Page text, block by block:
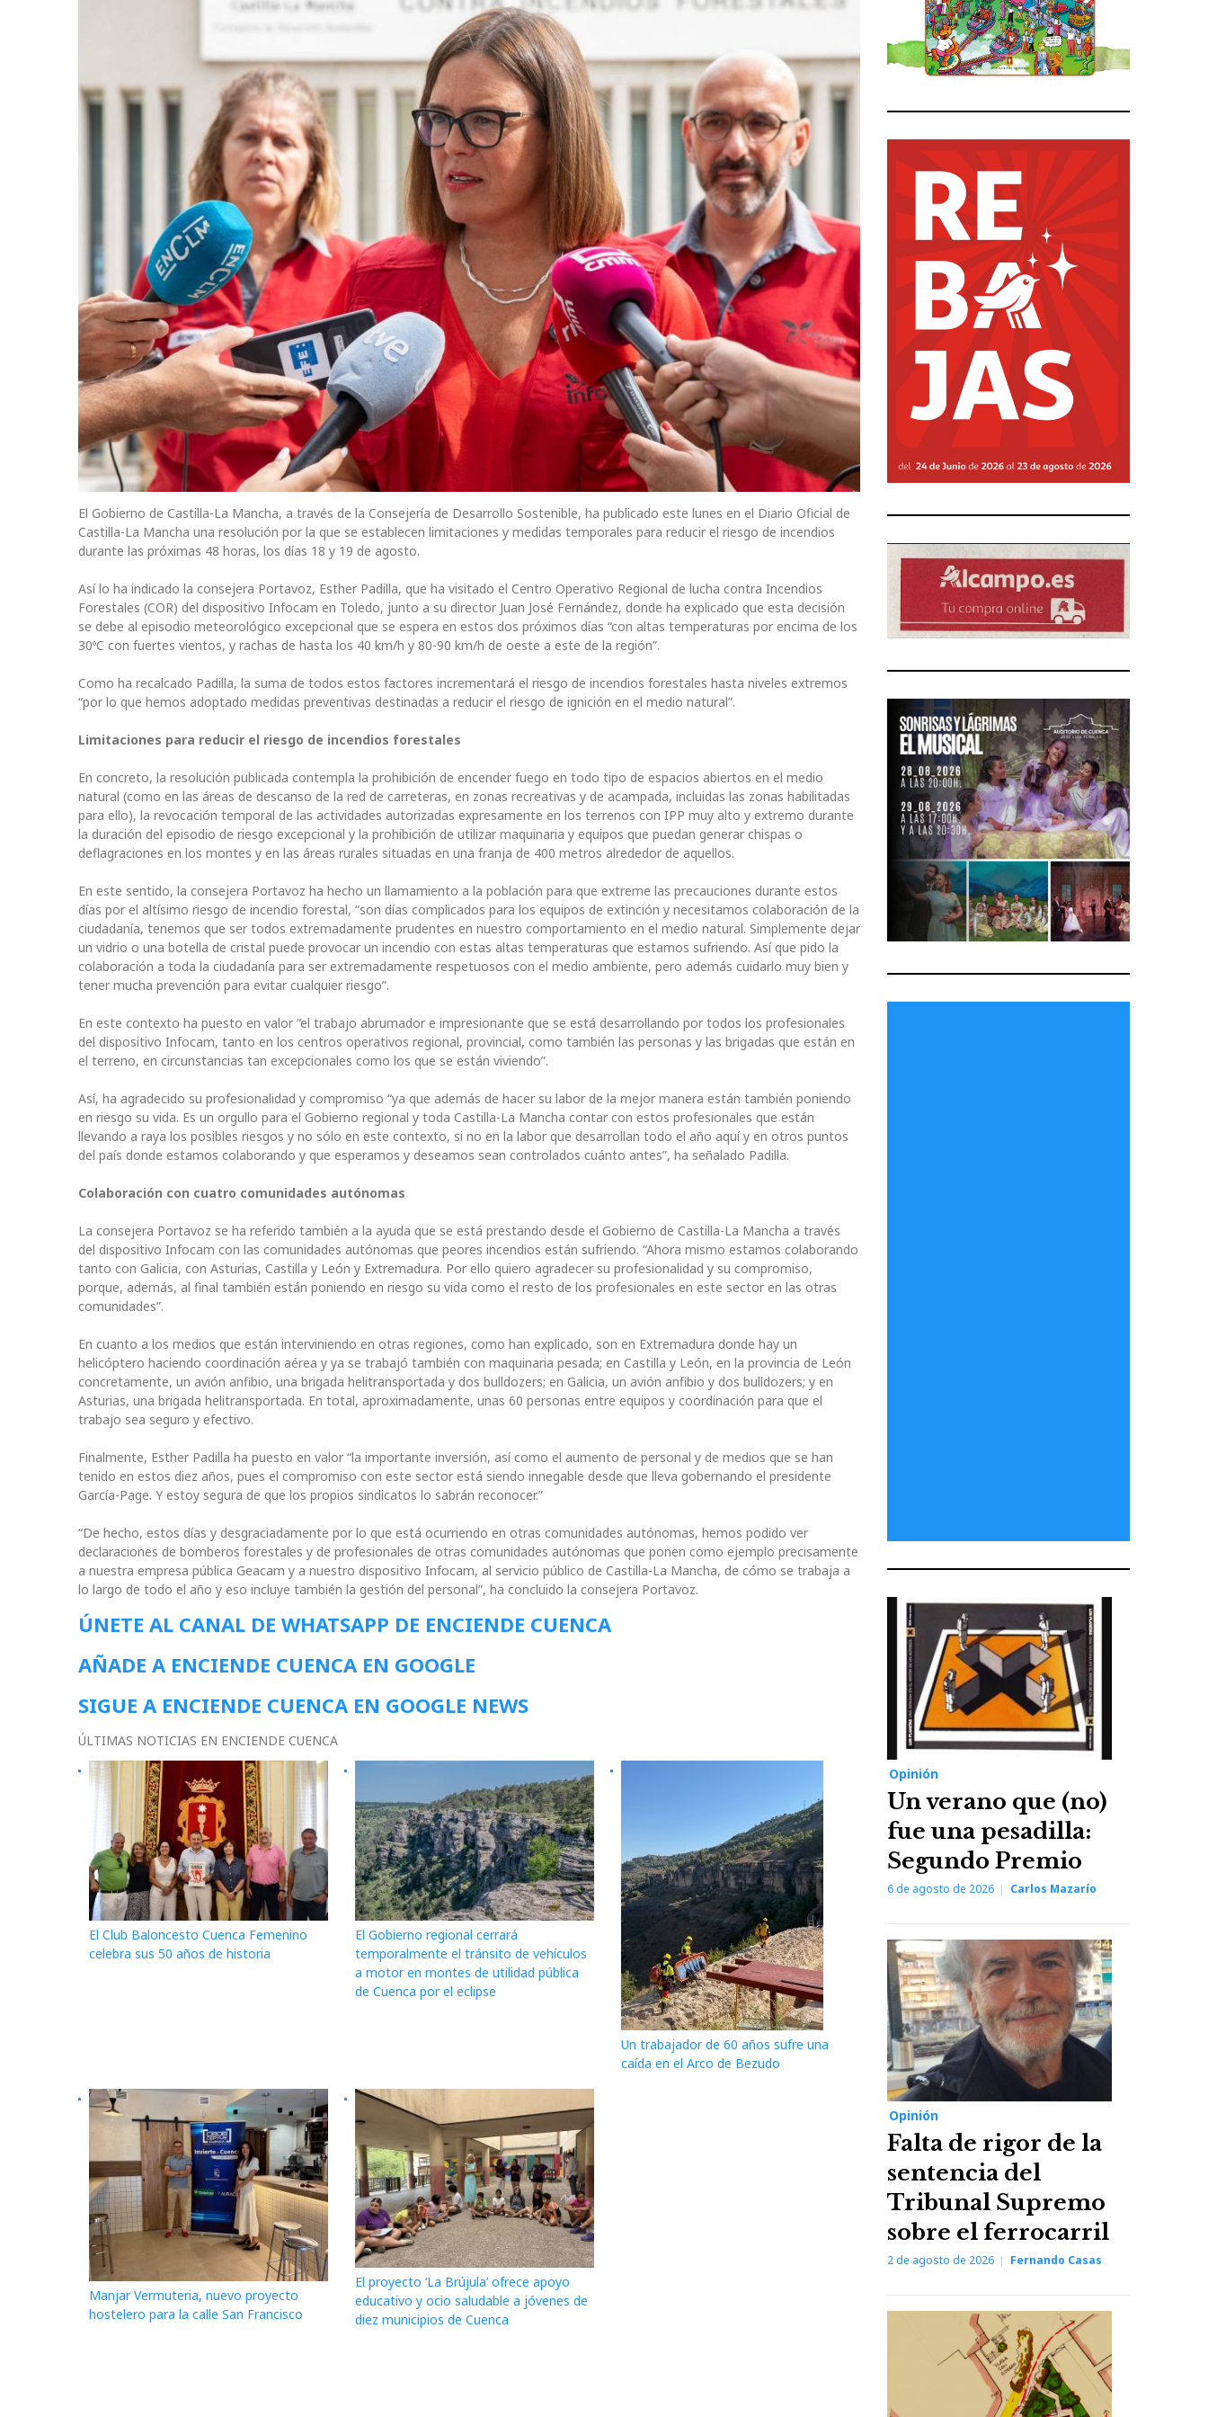
El Gobierno de Castilla-La Mancha, a través de la Consejería de Desarrollo Sostenible, ha publicado este lunes en el Diario Oficial de
Castilla-La Mancha una resolución por la que se establecen limitaciones y medidas temporales para reducir el riesgo de incendios
durante las próximas 48 horas, los días 18 y 19 de agosto.
Así lo ha indicado la consejera Portavoz, Esther Padilla, que ha visitado el Centro Operativo Regional de lucha contra Incendios
Forestales (COR) del dispositivo Infocam en Toledo, junto a su director Juan José Fernández, donde ha explicado que esta decisión
se debe al episodio meteorológico excepcional que se espera en estos dos próximos días “con altas temperaturas por encima de los
30ºC con fuertes vientos, y rachas de hasta los 40 km/h y 80-90 km/h de oeste a este de la región”.
Como ha recalcado Padilla, la suma de todos estos factores incrementará el riesgo de incendios forestales hasta niveles extremos
“por lo que hemos adoptado medidas preventivas destinadas a reducir el riesgo de ignición en el medio natural”.
Limitaciones para reducir el riesgo de incendios forestales
En concreto, la resolución publicada contempla la prohibición de encender fuego en todo tipo de espacios abiertos en el medio
natural (como en las áreas de descanso de la red de carreteras, en zonas recreativas y de acampada, incluidas las zonas habilitadas
para ello), la revocación temporal de las actividades autorizadas expresamente en los terrenos con IPP muy alto y extremo durante
la duración del episodio de riesgo excepcional y la prohibición de utilizar maquinaria y equipos que puedan generar chispas o
deflagraciones en los montes y en las áreas rurales situadas en una franja de 400 metros alrededor de aquellos.
En este sentido, la consejera Portavoz ha hecho un llamamiento a la población para que extreme las precauciones durante estos
días por el altísimo riesgo de incendio forestal, “son días complicados para los equipos de extinción y necesitamos colaboración de la
ciudadanía, tenemos que ser todos extremadamente prudentes en nuestro comportamiento en el medio natural. Simplemente dejar
un vidrio o una botella de cristal puede provocar un incendio con estas altas temperaturas que estamos sufriendo. Así que pido la
colaboración a toda la ciudadanía para ser extremadamente respetuosos con el medio ambiente, pero además cuidarlo muy bien y
tener mucha prevención para evitar cualquier riesgo”.
En este contexto ha puesto en valor “el trabajo abrumador e impresionante que se está desarrollando por todos los profesionales
del dispositivo Infocam, tanto en los centros operativos regional, provincial, como también las personas y las brigadas que están en
el terreno, en circunstancias tan excepcionales como los que se están viviendo”.
Así, ha agradecido su profesionalidad y compromiso “ya que además de hacer su labor de la mejor manera están también poniendo
en riesgo su vida. Es un orgullo para el Gobierno regional y toda Castilla-La Mancha contar con estos profesionales que están
llevando a raya los posibles riesgos y no sólo en este contexto, si no en la labor que desarrollan todo el año aquí y en otros puntos
del país donde estamos colaborando y que esperamos y deseamos sean controlados cuánto antes”, ha señalado Padilla.
Colaboración con cuatro comunidades autónomas
La consejera Portavoz se ha referido también a la ayuda que se está prestando desde el Gobierno de Castilla-La Mancha a través
del dispositivo Infocam con las comunidades autónomas que peores incendios están sufriendo. “Ahora mismo estamos colaborando
tanto con Galicia, con Asturias, Castilla y León y Extremadura. Por ello quiero agradecer su profesionalidad y su compromiso,
porque, además, al final también están poniendo en riesgo su vida como el resto de los profesionales en este sector en las otras
comunidades”.
En cuanto a los medios que están interviniendo en otras regiones, como han explicado, son en Extremadura donde hay un
helicóptero haciendo coordinación aérea y ya se trabajó también con maquinaria pesada; en Castilla y León, en la provincia de León
concretamente, un avión anfibio, una brigada helitransportada y dos bulldozers; en Galicia, un avión anfibio y dos bulldozers; y en
Asturias, una brigada helitransportada. En total, aproximadamente, unas 60 personas entre equipos y coordinación para que el
trabajo sea seguro y efectivo.
Finalmente, Esther Padilla ha puesto en valor “la importante inversión, así como el aumento de personal y de medios que se han
tenido en estos diez años, pues el compromiso con este sector está siendo innegable desde que lleva gobernando el presidente
García-Page. Y estoy segura de que los propios sindicatos lo sabrán reconocer.”
“De hecho, estos días y desgraciadamente por lo que está ocurriendo en otras comunidades autónomas, hemos podido ver
declaraciones de bomberos forestales y de profesionales de otras comunidades autónomas que ponen como ejemplo precisamente
a nuestra empresa pública Geacam y a nuestro dispositivo Infocam, al servicio público de Castilla-La Mancha, de cómo se trabaja a
lo largo de todo el año y eso incluye también la gestión del personal”, ha concluido la consejera Portavoz.
ÚNETE AL CANAL DE WHATSAPP DE ENCIENDE CUENCA
AÑADE A ENCIENDE CUENCA EN GOOGLE
SIGUE A ENCIENDE CUENCA EN GOOGLE NEWS
ÚLTIMAS NOTICIAS EN ENCIENDE CUENCA
El Club Baloncesto Cuenca Femenino
celebra sus 50 años de historia
El Gobierno regional cerrará
temporalmente el tránsito de vehículos
a motor en montes de utilidad pública
de Cuenca por el eclipse
Un trabajador de 60 años sufre una
caída en el Arco de Bezudo
Manjar Vermuteria, nuevo proyecto
hostelero para la calle San Francisco
El proyecto ‘La Brújula’ ofrece apoyo
educativo y ocio saludable a jóvenes de
diez municipios de Cuenca
Opinión
Un verano que (no)
fue una pesadilla:
Segundo Premio
6 de agosto de 2026 Carlos Mazarío
Opinión
Falta de rigor de la
sentencia del
Tribunal Supremo
sobre el ferrocarril
2 de agosto de 2026 Fernando Casas